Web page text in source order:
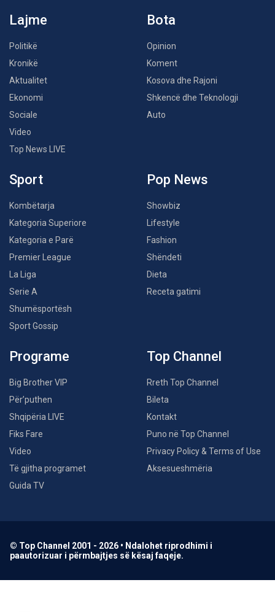
Lajme
Politikë
Kronikë
Aktualitet
Ekonomi
Sociale
Video
Top News LIVE
Bota
Opinion
Koment
Kosova dhe Rajoni
Shkencë dhe Teknologji
Auto
Sport
Kombëtarja
Kategoria Superiore
Kategoria e Parë
Premier League
La Liga
Serie A
Shumësportësh
Sport Gossip
Pop News
Showbiz
Lifestyle
Fashion
Shëndeti
Dieta
Receta gatimi
Programe
Big Brother VIP
Për’puthen
Shqipëria LIVE
Fiks Fare
Video
Të gjitha programet
Guida TV
Top Channel
Rreth Top Channel
Bileta
Kontakt
Puno në Top Channel
Privacy Policy & Terms of Use
Aksesueshmëria
© Top Channel 2001 - 2026 • Ndalohet riprodhimi i
paautorizuar i përmbajtjes së kësaj faqeje.